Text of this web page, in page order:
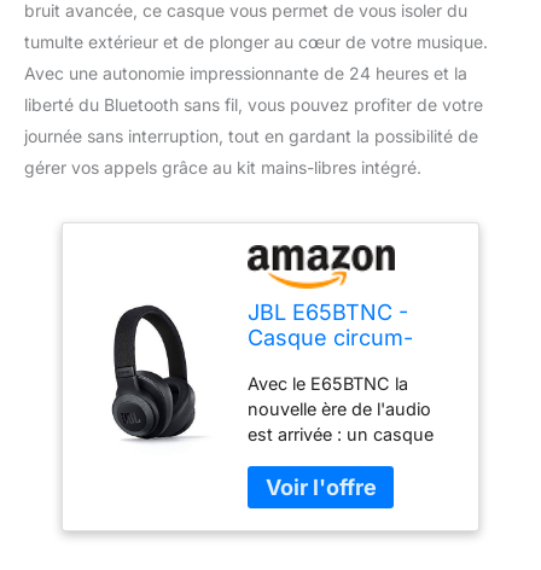
bruit avancée, ce casque vous permet de vous isoler du
tumulte extérieur et de plonger au cœur de votre musique.
Avec une autonomie impressionnante de 24 heures et la
liberté du Bluetooth sans fil, vous pouvez profiter de votre
journée sans interruption, tout en gardant la possibilité de
gérer vos appels grâce au kit mains-libres intégré.
JBL E65BTNC -
Casque circum-
Écouteurs
Bluetooth sans fil à
réduction de bruit -
Avec kit mains-
libres - Autonomie
jusqu'à 24 hrs -
Noir mat
Avec le E65BTNC la
nouvelle ère de l'audio
est arrivée : un casque
bruit active intégrée et le
plaisir de basses
profondes et puissantes